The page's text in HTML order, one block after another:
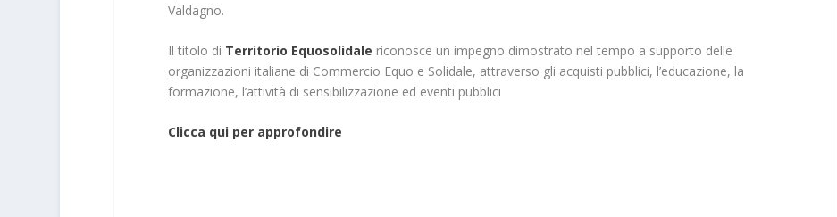
Valdagno.
Il titolo di Territorio Equosolidale riconosce un impegno dimostrato nel tempo a supporto delle
organizzazioni italiane di Commercio Equo e Solidale, attraverso gli acquisti pubblici, l’educazione, la
formazione, l’attività di sensibilizzazione ed eventi pubblici
Clicca qui per approfondire